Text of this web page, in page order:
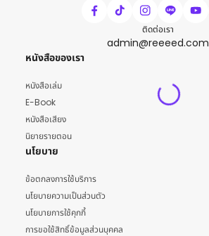
ติดต่อเรา
admin@reeeed.com
หนังสือของเรา
หนังสือเล่ม
E-Book
หนังสือเสียง
นิยายรายตอน
นโยบาย
ข้อตกลงการใช้บริการ
นโยบายความเป็นส่วนตัว
นโยบายการใช้คุกกี้
การขอใช้สิทธิ์ข้อมูลส่วนบุคคล